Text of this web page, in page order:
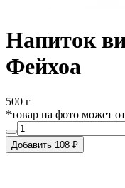
Напиток
Фейхоа
500 г
*товар на фото может
Добавить 108 ₽